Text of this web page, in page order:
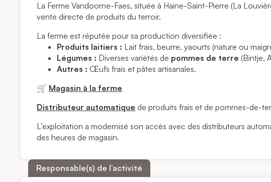
La Ferme Vandoorne-Faes, située à Haine-Saint-Pierre (La
vente directe de produits du terroir.
La ferme est réputée pour sa production diversifiée :
Produits laitiers : Lait frais, beurre, yaourts (nature ou
Légumes : Diverses variétés de pommes de terre (Bintje,
Autres : Œufs frais et pâtes artisanales.
🛒 Magasin à la ferme
Distributeur automatique de produits frais et de pommes-de-
L’exploitation a modernisé son accès avec des distributeurs
des heures de magasin.
Responsable(s) de l’activité